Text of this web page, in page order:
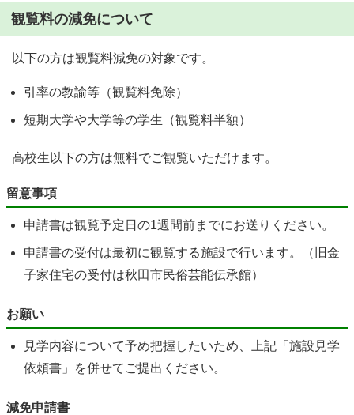
観覧料の減免について
以下の方は観覧料減免の対象です。
引率の教諭等（観覧料免除）
短期大学や大学等の学生（観覧料半額）
高校生以下の方は無料でご観覧いただけます。
留意事項
申請書は観覧予定日の1週間前までにお送りください。
申請書の受付は最初に観覧する施設で行います。（旧金
子家住宅の受付は秋田市民俗芸能伝承館）
お願い
見学内容について予め把握したいため、上記「施設見学
依頼書」を併せてご提出ください。
減免申請書